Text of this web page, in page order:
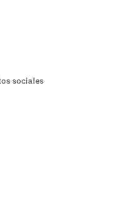
sociales